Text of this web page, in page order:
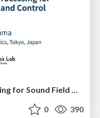
Neural Spatial Audio Processing for Sound Field Analysis and Control
0 390